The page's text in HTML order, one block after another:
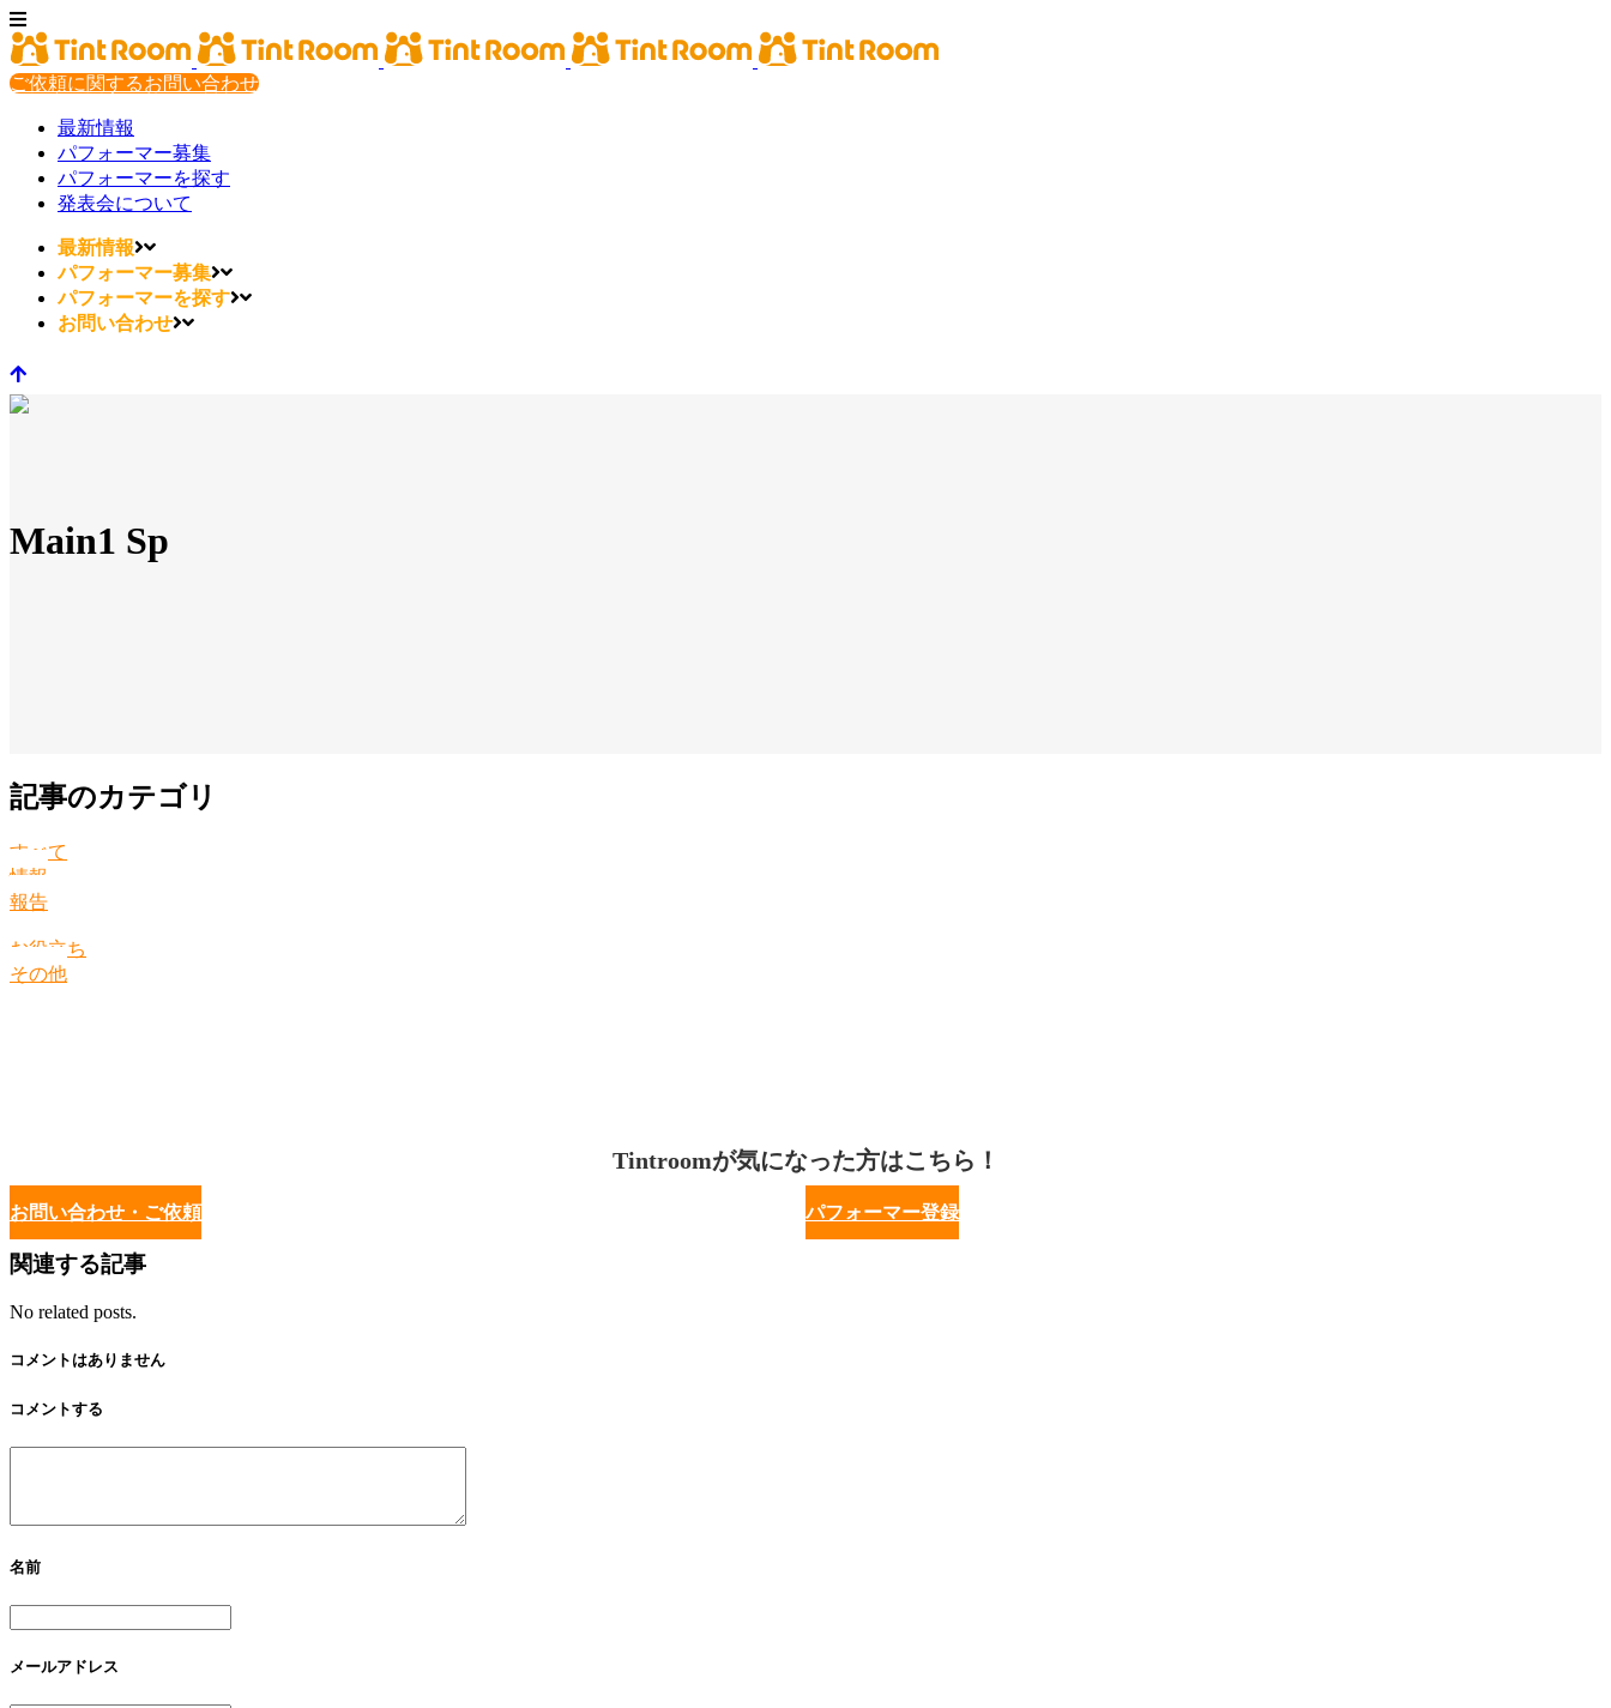
ご依頼に関するお問い合わせ
最新情報
パフォーマー募集
パフォーマーを探す
発表会について
最新情報
パフォーマー募集
パフォーマーを探す
お問い合わせ
Main1 Sp
記事のカテゴリ
すべて
情報
報告
お役立ち
その他
Tintroomが気になった方はこちら！
お問い合わせ・ご依頼 パフォーマー登録
関連する記事
No related posts.
コメントはありません
コメントする
名前
メールアドレス